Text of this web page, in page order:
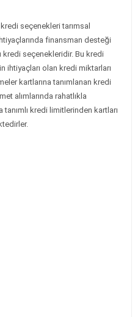
seçenekleri tarımsal
finansman desteği
kredi seçenekleridir. Bu kredi
ihtiyaçları olan kredi miktarları
kartlarına tanımlanan kredi
alımlarında rahatlıkla
kredi limitlerinden kartları